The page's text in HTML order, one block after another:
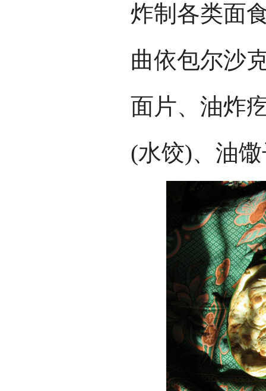
炸制各类面
曲依包尔沙
面片、油炸
(水饺)、油